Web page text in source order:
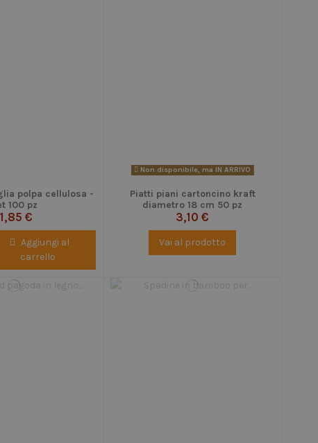
polpa cellulosa -
100 pz
€
Aggiungi al
carrello
Non disponibile, ma IN ARRIVO
Piatti piani cartoncino kraft
diametro 18 cm 50 pz
3,10 €
Vai al prodotto